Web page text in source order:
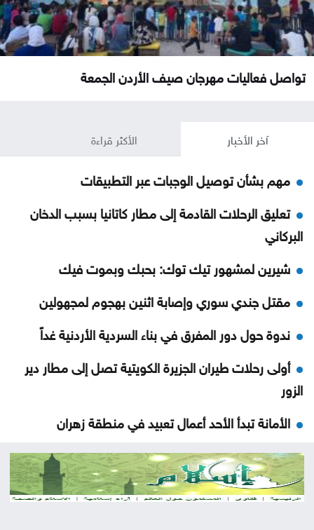
تواصل فعاليات مهرجان صيف الأردن الجمعة
آخر الأخبار الأكثر قراءة
مهم بشأن توصيل الوجبات عبر التطبيقات
تعليق الرحلات القادمة إلى مطار كاتانيا بسبب الدخان
البركاني
شيرين لمشهور تيك توك: بحبك وبموت فيك
مقتل جندي سوري وإصابة اثنين بهجوم لمجهولين
ندوة حول دور المفرق في بناء السردية الأردنية غداً
أولى رحلات طيران الجزيرة الكويتية تصل إلى مطار دير
الزور
الأمانة تبدأ الأحد أعمال تعبيد في منطقة زهران
ضبط اعتداءات جديدة على المياه في منطقة بيرين
دورة تدريبية بمركز البحوث الدوائية والتشخيصية في